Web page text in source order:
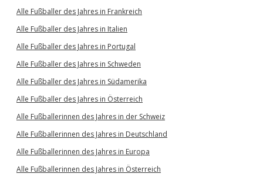
Alle Fußballer des Jahres in Frankreich
Alle Fußballer des Jahres in Italien
Alle Fußballer des Jahres in Portugal
Alle Fußballer des Jahres in Schweden
Alle Fußballer des Jahres in Südamerika
Alle Fußballer des Jahres in Österreich
Alle Fußballerinnen des Jahres in der Schweiz
Alle Fußballerinnen des Jahres in Deutschland
Alle Fußballerinnen des Jahres in Europa
Alle Fußballerinnen des Jahres in Österreich